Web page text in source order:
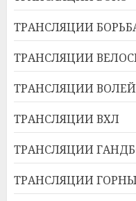
ТРАНСЛЯЦИИ
ТРАНСЛЯЦИИ
ТРАНСЛЯЦИИ
ТРАНСЛЯЦИИ ВХЛ
ТРАНСЛЯЦИИ
ТРАНСЛЯЦИИ